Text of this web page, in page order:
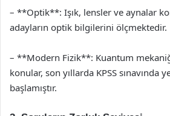
– **Optik**: Işık, lensler ve aynalar
adayların optik bilgilerini ölçmektedir.
– **Modern Fizik**: Kuantum
konular, son yıllarda KPSS sınavında
başlamıştır.